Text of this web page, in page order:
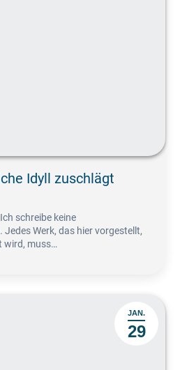
Idyll zuschlägt
schreibe keine
Werk, das hier vorgestellt,
wird, muss…
JAN.
29